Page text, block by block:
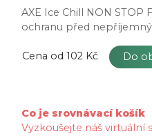
AXE Ice Chill NON
ochranu před
Cena od 102 Kč Do
Co je srovnávací košík
Vyzkoušejte náš virtuální